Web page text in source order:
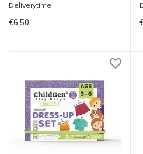
Deliverytime
€6,50